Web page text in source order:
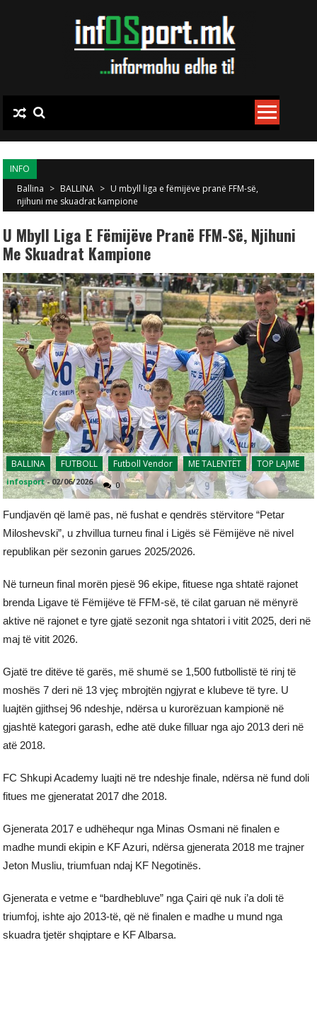
INFO
Ballina > BALLINA > U mbyll liga e fëmijëve pranë FFM-së,
njihuni me skuadrat kampione
U Mbyll Liga E Fëmijëve Pranë FFM-Së, Njihuni
Me Skuadrat Kampione
BALLINA FUTBOLL Futboll Vendor ME TALENTËT TOP LAJME
infosport -02/06/2026 0
Fundjavën që lamë pas, në fushat e qendrës stërvitore “Petar
Miloshevski”, u zhvillua turneu final i Ligës së Fëmijëve në nivel
republikan për sezonin garues 2025/2026.
Në turneun final morën pjesë 96 ekipe, fituese nga shtatë rajonet
brenda Ligave të Fëmijëve të FFM-së, të cilat garuan në mënyrë
aktive në rajonet e tyre gjatë sezonit nga shtatori i vitit 2025, deri në
maj të vitit 2026.
Gjatë tre ditëve të garës, më shumë se 1,500 futbollistë të rinj të
moshës 7 deri në 13 vjeç mbrojtën ngjyrat e klubeve të tyre. U
luajtën gjithsej 96 ndeshje, ndërsa u kurorëzuan kampionë në
gjashtë kategori garash, edhe atë duke filluar nga ajo 2013 deri në
atë 2018.
FC Shkupi Academy luajti në tre ndeshje finale, ndërsa në fund doli
fitues me gjeneratat 2017 dhe 2018.
Gjenerata 2017 e udhëhequr nga Minas Osmani në finalen e
madhe mundi ekipin e KF Azuri, ndërsa gjenerata 2018 me trajner
Jeton Musliu, triumfuan ndaj KF Negotinës.
Gjenerata e vetme e “bardhebluve” nga Çairi që nuk i’a doli të
triumfoj, ishte ajo 2013-të, që në finalen e madhe u mund nga
skuadra tjetër shqiptare e KF Albarsa.